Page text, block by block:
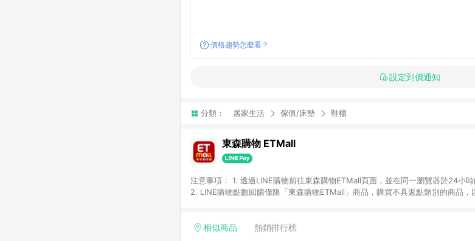
價格趨勢怎麼看？
設定到價通知
分類： 居家生活 傢俱/床墊 鞋櫃
東森購物 ETMall
注意事項： 1. 透過LINE購物前往東森購物ETMall頁面，並在同一瀏覽器於24小時
2. LINE購物點數回饋僅限「東森購物ETMall」商品，購買不具返點類別的商品，
「草莓網」全館商品。 4. 如取消訂單、退貨、退款或購物中登出東森購物ETMall
相似商品 熱銷排行榜